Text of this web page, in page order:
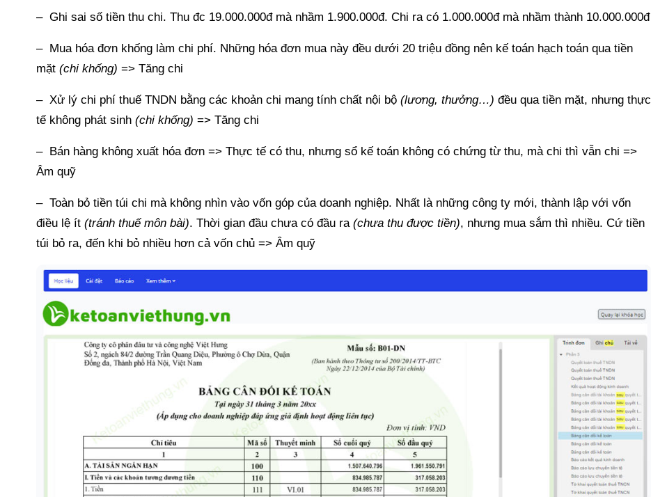
– Ghi sai số tiền thu chi. Thu đc 19.000.000đ mà nhầm 1.900.000đ. Chi ra có 1.000.000đ mà nhầm thành 10.000.000đ
– Mua hóa đơn khống làm chi phí. Những hóa đơn mua này đều dưới 20 triệu đồng nên kế toán hạch toán qua tiền
mặt (chi khống) => Tăng chi
– Xử lý chi phí thuế TNDN bằng các khoản chi mang tính chất nội bộ (lương, thưởng…) đều qua tiền mặt, nhưng thực
tế không phát sinh (chi khống) => Tăng chi
– Bán hàng không xuất hóa đơn => Thực tế có thu, nhưng sổ kế toán không có chứng từ thu, mà chi thì vẫn chi =>
Âm quỹ
– Toàn bỏ tiền túi chi mà không nhìn vào vốn góp của doanh nghiệp. Nhất là những công ty mới, thành lập với vốn
điều lệ ít (tránh thuế môn bài). Thời gian đầu chưa có đầu ra(chưa thu được tiền), nhưng mua sắm thì nhiều. Cứ tiền
túi bỏ ra, đến khi bỏ nhiều hơn cả vốn chủ => Âm quỹ